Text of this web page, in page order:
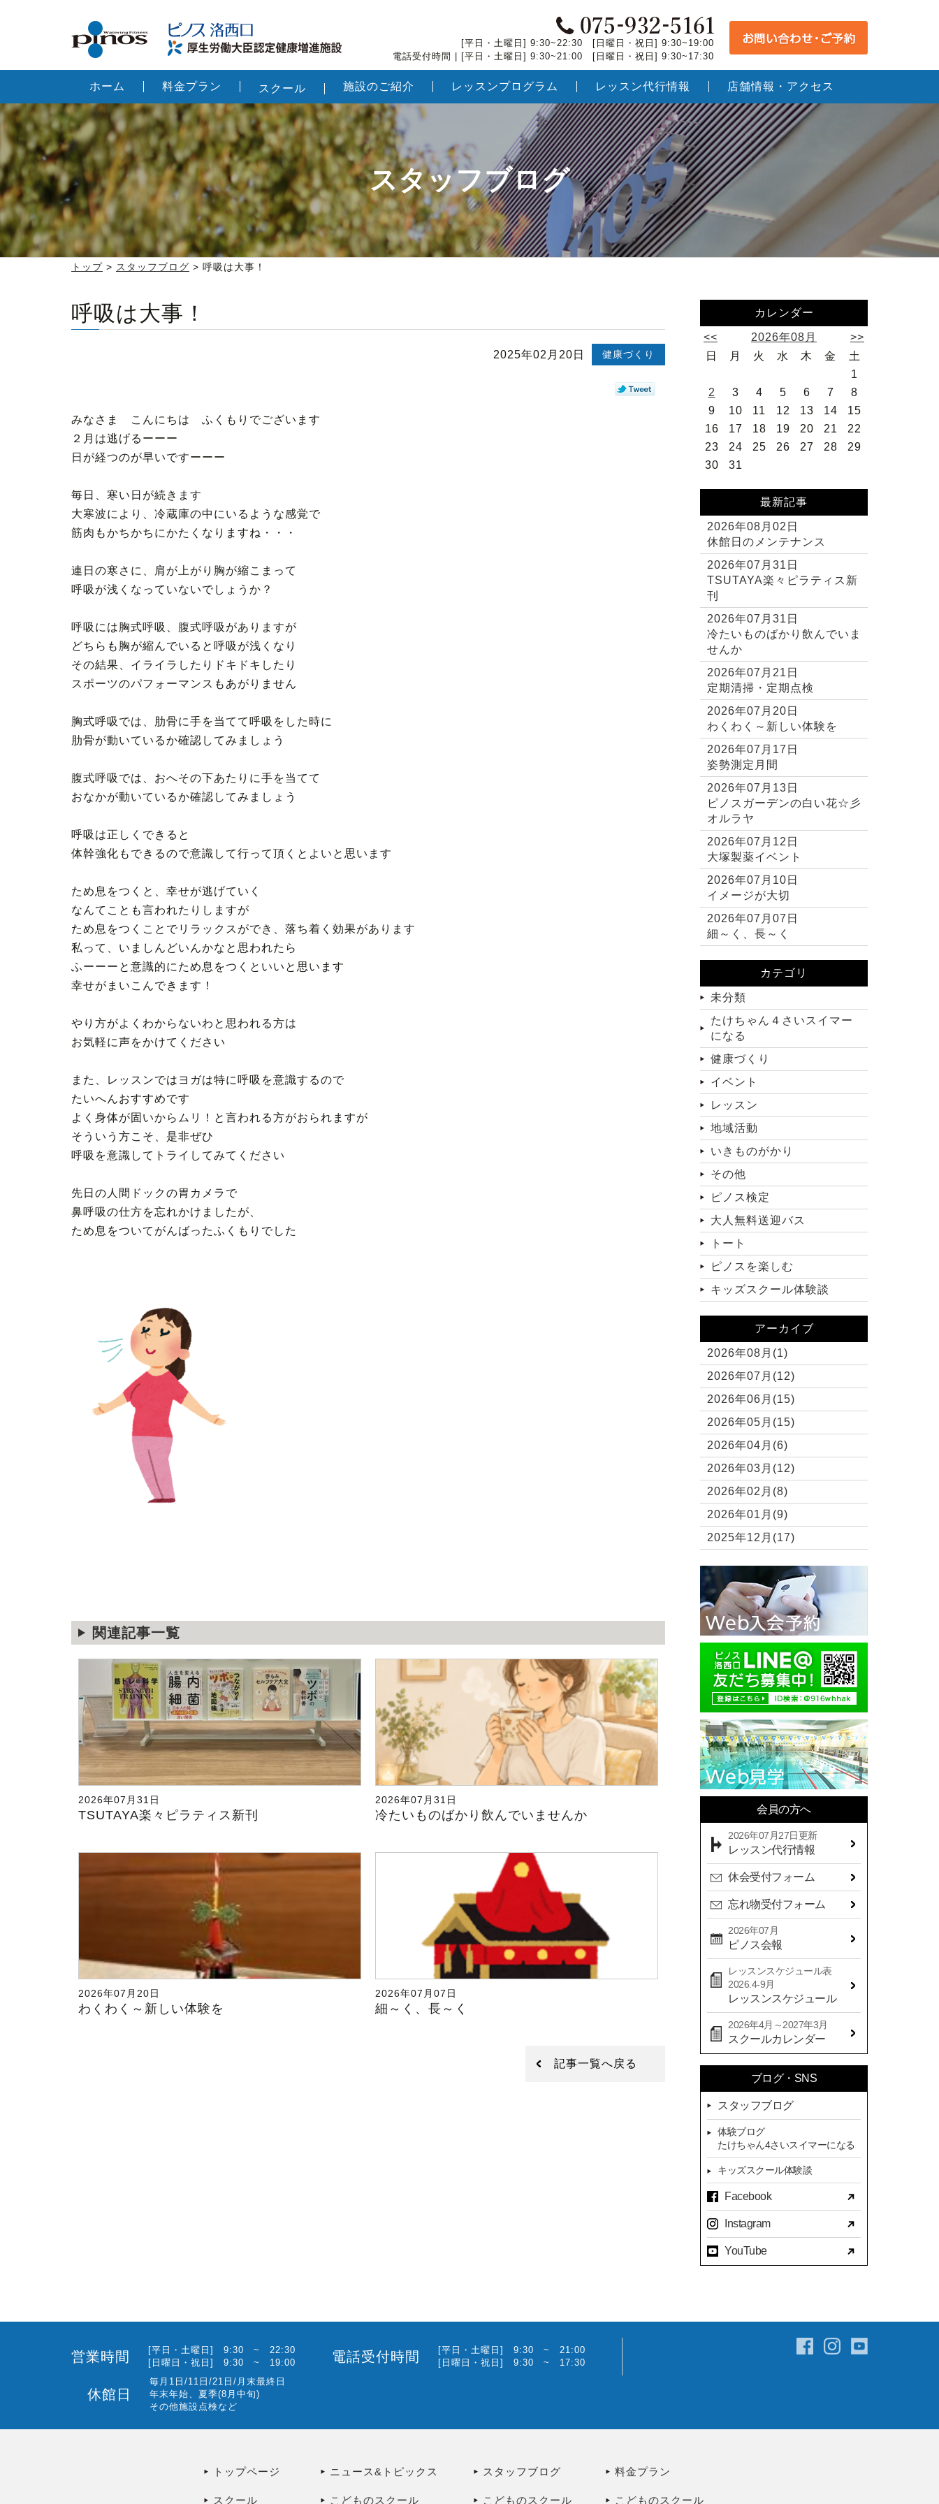
[平日・土曜日] 9:30~22:30 [日曜日・祝日] 9:30~19:00
電話受付時間 | [平日・土曜日] 9:30~21:00 [日曜日・祝日] 9:30~17:30
ホーム 料金プラン スクール 施設のご紹介 レッスンプログラム レッスン代行情報 店舗情報・アクセス
トップ > スタッフブログ > 呼吸は大事！
スタッフブログ
呼吸は大事！
健康づくり
2025年02月20日
みなさま こんにちは ふくもりでございます
２月は逃げるーーー
日が経つのが早いですーーー
毎日、寒い日が続きます
大寒波により、冷蔵庫の中にいるような感覚で
筋肉もかちかちにかたくなりますね・・・
連日の寒さに、肩が上がり胸が縮こまって
呼吸が浅くなっていないでしょうか？
呼吸には胸式呼吸、腹式呼吸がありますが
どちらも胸が縮んでいると呼吸が浅くなり
その結果、イライラしたりドキドキしたり
スポーツのパフォーマンスもあがりません
胸式呼吸では、肋骨に手を当てて呼吸をした時に
肋骨が動いているか確認してみましょう
腹式呼吸では、おへその下あたりに手を当てて
おなかが動いているか確認してみましょう
呼吸は正しくできると
体幹強化もできるので意識して行って頂くとよいと思います
ため息をつくと、幸せが逃げていく
なんてことも言われたりしますが
ため息をつくことでリラックスができ、落ち着く効果があります
私って、いましんどいんかなと思われたら
ふーーーと意識的にため息をつくといいと思います
幸せがまいこんできます！
やり方がよくわからないわと思われる方は
お気軽に声をかけてください
また、レッスンではヨガは特に呼吸を意識するので
たいへんおすすめです
よく身体が固いからムリ！と言われる方がおられますが
そういう方こそ、是非ぜひ
呼吸を意識してトライしてみてください
先日の人間ドックの胃カメラで
鼻呼吸の仕方を忘れかけましたが、
ため息をついてがんばったふくもりでした
関連記事一覧
2026年07月31日
TSUTAYA楽々ピラティス新刊
2026年07月31日
冷たいものばかり飲んでいませんか
2026年07月20日
わくわく～新しい体験を
2026年07月07日
細～く、長～く
記事一覧へ戻る
カレンダー
<< 2026年08月
>>
日
月 火 水 木 金
土
1
2
3 4 5 6 7
8
9
10 11 12 13 14
15
16
17 18 19 20 21
22
23
24 25 26 27 28
29
30
31
最新記事
2026年08月02日
休館日のメンテナンス
2026年07月31日
TSUTAYA楽々ピラティス新
刊
2026年07月31日
冷たいものばかり飲んでいま
せんか
2026年07月21日
定期清掃・定期点検
2026年07月20日
わくわく～新しい体験を
2026年07月17日
姿勢測定月間
2026年07月13日
ピノスガーデンの白い花☆彡
オルラヤ
2026年07月12日
大塚製薬イベント
2026年07月10日
イメージが大切
2026年07月07日
細～く、長～く
カテゴリ
未分類
たけちゃん４さいスイマー
になる
健康づくり
イベント
レッスン
地域活動
いきものがかり
その他
ピノス検定
大人無料送迎バス
トート
ピノスを楽しむ
キッズスクール体験談
アーカイブ
2026年08月(1)
2026年07月(12)
2026年06月(15)
2026年05月(15)
2026年04月(6)
2026年03月(12)
2026年02月(8)
2026年01月(9)
2025年12月(17)
2025年10月(11)
2025年09月(10)
2025年08月(7)
2025年07月(10)
2025年06月(13)
2025年05月(17)
2025年04月(19)
2025年03月(10)
2025年02月(9)
2025年01月(14)
2024年12月(14)
2024年11月(19)
2024年09月(15)
2024年08月(21)
2024年07月(20)
2024年06月(29)
2024年05月(22)
2024年04月(20)
2024年03月(16)
2024年02月(7)
2024年01月(8)
2023年12月(14)
2023年11月(13)
2023年10月(9)
2023年09月(10)
2023年08月(9)
2023年07月(17)
2023年06月(9)
2023年05月(11)
2023年02月(8)
会員の方へ
2026年07月27日更新
レッスン代行情報
休会受付フォーム
忘れ物受付フォーム
2026年07月
ピノス会報
レッスンスケジュール表
2026.4-9月
レッスンスケジュール
2026年4月～2027年3月
スクールカレンダー
ブログ・SNS
スタッフブログ
体験ブログ
たけちゃん4さいスイマーになる
キッズスクール体験談
Facebook
Instagram
YouTube
営業時間
[平日・土曜日] 9:30 ~ 22:30
[日曜日・祝日] 9:30 ~ 19:00
電話受付時間
[平日・土曜日] 9:30 ~ 21:00
[日曜日・祝日] 9:30 ~ 17:30
休館日
毎月1日/11日/21日/月末最終日
年末年始、夏季(8月中旬)
その他施設点検など
トップページ ニュース&トピックス スタッフブログ 料金プラン
スクール こどものスクール こどものスクール こどものスクール